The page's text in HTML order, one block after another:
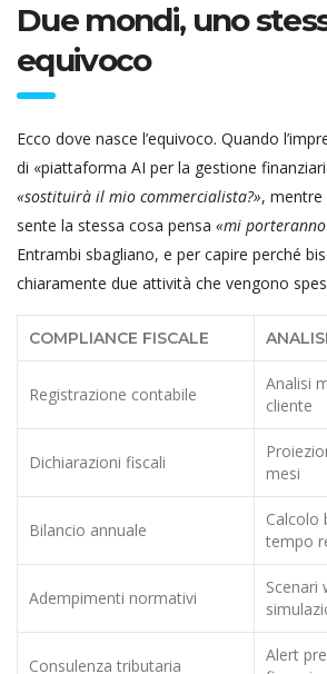
Due mondi, uno
equivoco
Ecco dove nasce l’equivoco. Quando
di «piattaforma AI per la gestione
«sostituirà il mio commercialista?», mentre
sente la stessa cosa pensa «mi
Entrambi sbagliano, e per capire perché
chiaramente due attività che vengono
COMPLIANCE FISCALE
Registrazione contabile
Analisi
cliente
Dichiarazioni fiscali
mesi
Bilancio annuale
Calcolo
tempo
Adempimenti normativi
Scenari
Consulenza tributaria
Alert